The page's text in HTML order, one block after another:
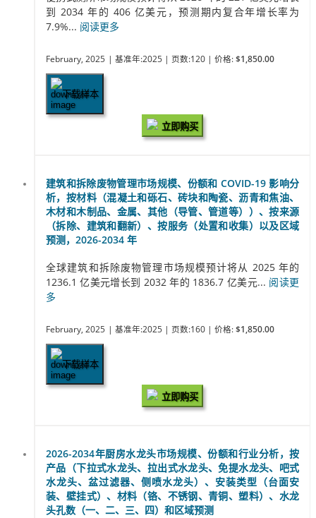
到 2034 年的 406 亿美元，预测期内复合年增长率为
7.9%... 阅读更多
February, 2025 | 基准年:2025 | 页数:120 | 价格: $1,850.00
下载样本
立即购买
建筑和拆除废物管理市场规模、份额和 COVID-19 影响分
析，按材料（混凝土和砾石、砖块和陶瓷、沥青和焦油、
木材和木制品、金属、其他（导管、管道等））、按来源
（拆除、建筑和翻新）、按服务（处置和收集）以及区域
预测，2026-2034 年
全球建筑和拆除废物管理市场规模预计将从 2025 年的
1236.1 亿美元增长到 2032 年的 1836.7 亿美元... 阅读更
多
February, 2025 | 基准年:2025 | 页数:160 | 价格: $1,850.00
下载样本
立即购买
2026-2034年厨房水龙头市场规模、份额和行业分析，按
产品（下拉式水龙头、拉出式水龙头、免提水龙头、吧式
水龙头、盆过滤器、侧喷水龙头）、安装类型（台面安
装、壁挂式）、材料（铬、不锈钢、青铜、塑料）、水龙
头孔数（一、二、三、四）和区域预测